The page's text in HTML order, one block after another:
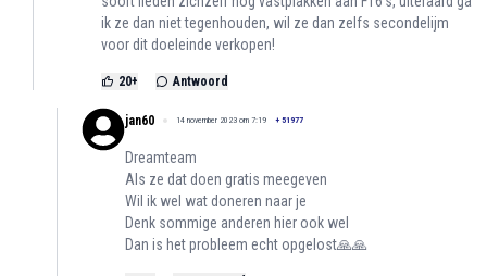
ik ze dan niet tegenhouden, wil ze dan zelfs secondelijm
voor dit doeleinde verkopen!
20+ Antwoord
jan60 14 november 2023 om 7:19 + 51977
Dreamteam
Als ze dat doen gratis meegeven
Wil ik wel wat doneren naar je
Denk sommige anderen hier ook wel
Dan is het probleem echt opgelost🙏🙏